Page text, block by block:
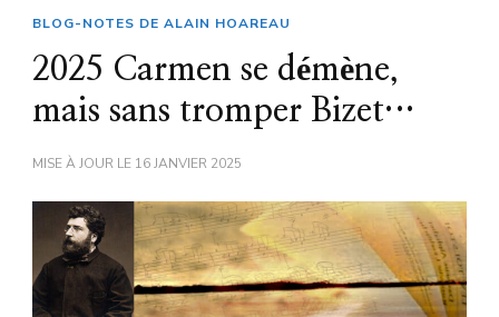
BLOG-NOTES DE ALAIN HOAREAU
2025 Carmen se démène,
mais sans tromper Bizet…
MISE À JOUR LE 16 JANVIER 2025